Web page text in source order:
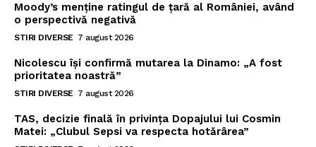
Moody’s menține ratingul de țară al României, având
o perspectivă negativă
STIRI DIVERSE 7 august 2026
Nicolescu își confirmă mutarea la Dinamo: „A fost
prioritatea noastră”
STIRI DIVERSE 7 august 2026
TAS, decizie finală în privința Dopajului lui Cosmin
Matei: „Clubul Sepsi va respecta hotărârea”